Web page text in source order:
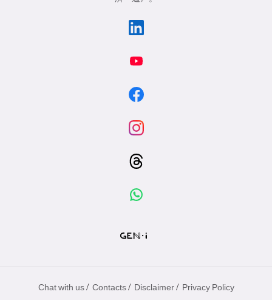
Chat with us / Contacts / Disclaimer / Privacy Policy